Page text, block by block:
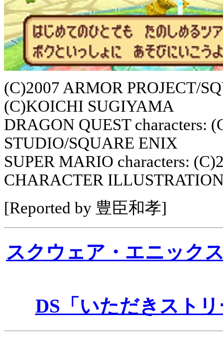
(C)2007 ARMOR PROJECT/
(C)KOICHI SUGIYAMA
DRAGON QUEST characters:
STUDIO/SQUARE ENIX
SUPER MARIO characters:
CHARACTER
[Reported by 豊臣和孝]
スクウェア・エニック
DS「いただきスト